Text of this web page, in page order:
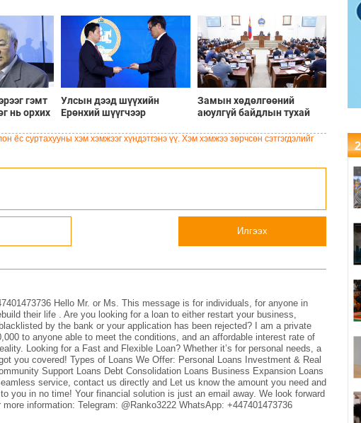
гэмт
нь орхих
Улсын дээд шүүхийн
Ерөнхий шүүгчээр
Замын хөдөлгөөний
аюулгүй байдлын тухай
оруулах тухай хуулийн
ёс суртахууны хэм хэмжээг хүндэтгэнэ үү. Хэм хэмжээ зөрчсөн сэтгэгдэлийг
Илгээх
Hello Mr. or Ms. This message is for individuals, for anyone in
their life . Are you looking for a loan to either restart your business,
by the bank or your application has been rejected? I am a private
to anyone able to meet the conditions, and an affordable interest rate of
Looking for a Fast and Flexible Loan? Whether it’s for personal needs, a
you covered! Types of Loans We Offer: Personal Loans Investment & Real
Support Loans Debt Consolidation Loans Business Expansion Loans
service, contact us directly and Let us know the amount you need and
you in no time! Your financial solution is just an email away. We look forward
information: Telegram: @Ranko3222 WhatsApp: +447401473736